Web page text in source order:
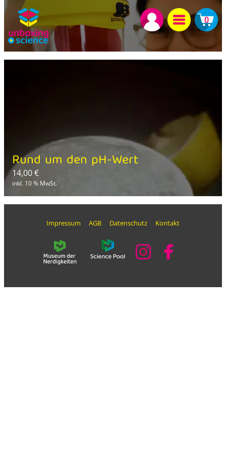
0
Rund um den pH-Wert
14,00€
inkl. 10 % MwSt.
Impressum AGB Datenschutz Kontakt